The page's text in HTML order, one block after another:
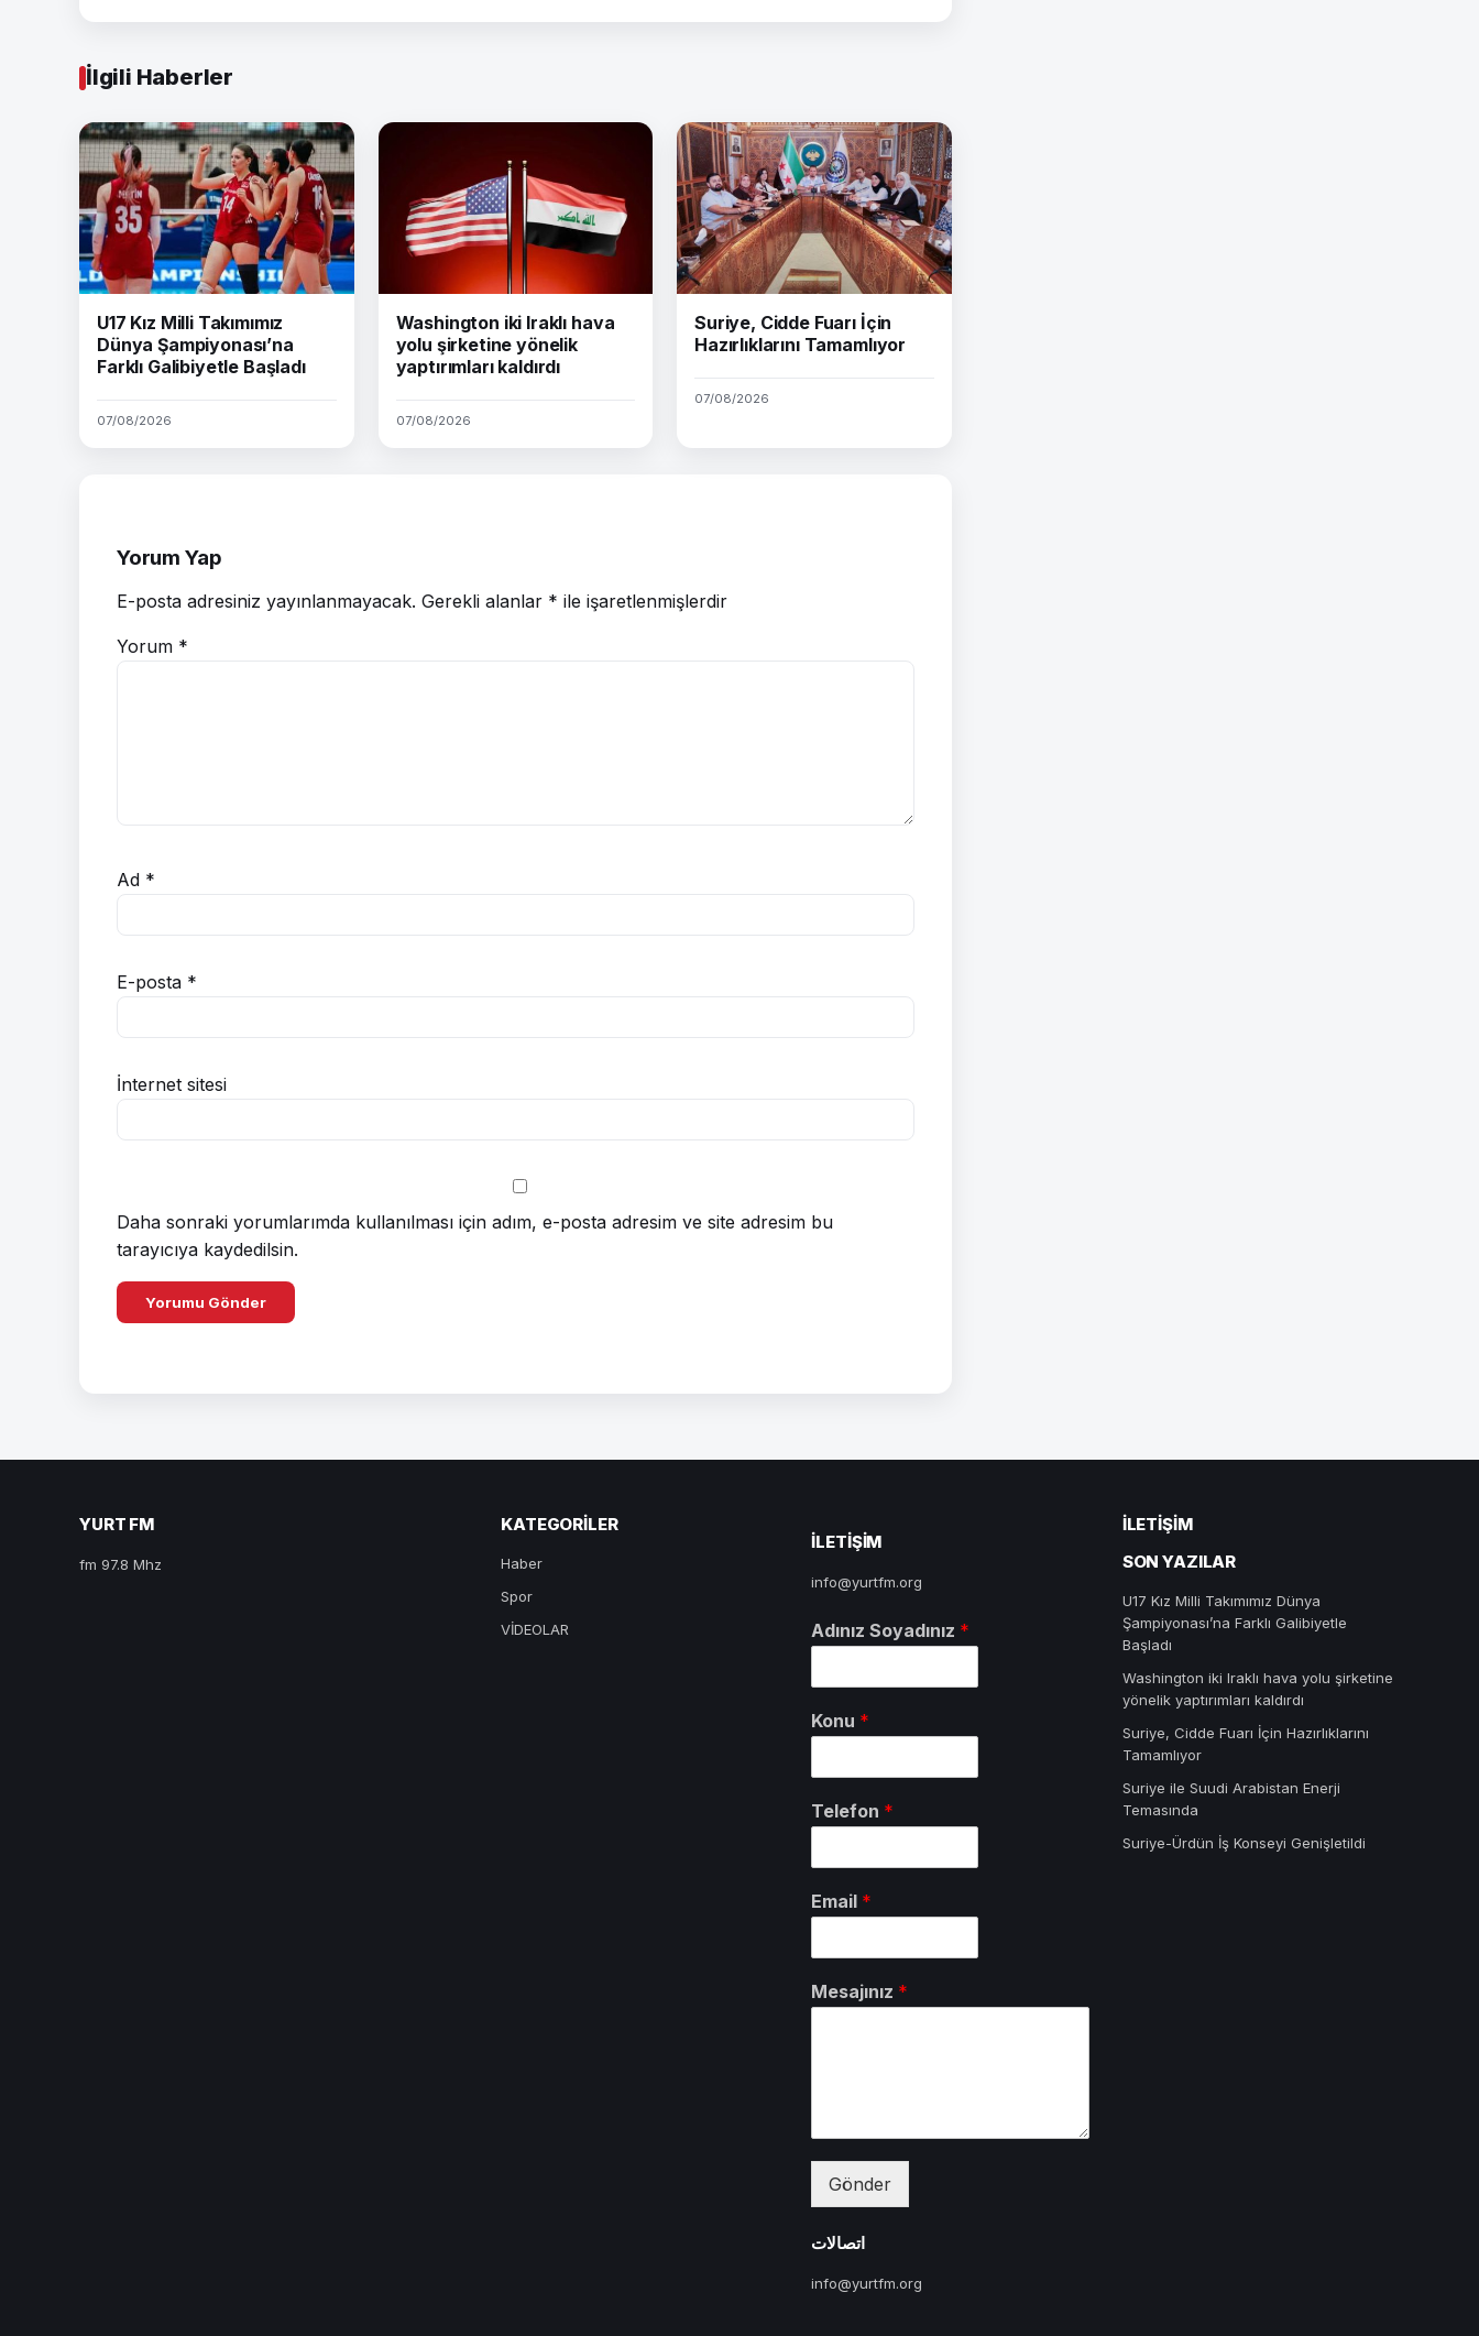
İlgili Haberler
U17 Kız Milli Takımımız
Dünya Şampiyonası’na
Farklı Galibiyetle Başladı
07/08/2026
Washington iki Iraklı hava
yolu şirketine yönelik
yaptırımları kaldırdı
07/08/2026
Suriye, Cidde Fuarı İçin
Hazırlıklarını Tamamlıyor
07/08/2026
Yorum Yap
E-posta adresiniz yayınlanmayacak. Gerekli alanlar * ile işaretlenmişlerdir
Yorum *
Ad *
E-posta *
İnternet sitesi
Daha sonraki yorumlarımda kullanılması için adım, e-posta adresim ve site adresim bu
tarayıcıya kaydedilsin.
YURT FM
fm 97.8 Mhz
KATEGORILER
Haber
Spor
VİDEOLAR
ILETIŞIM
info@yurtfm.org
Adınız Soyadınız *
Konu *
Telefon *
Email *
Mesajınız *
Gönder
اتصالات
info@yurtfm.org
İLETIŞIM
SON YAZILAR
U17 Kız Milli Takımımız Dünya
Şampiyonası’na Farklı Galibiyetle
Başladı
Washington iki Iraklı hava yolu şirketine
yönelik yaptırımları kaldırdı
Suriye, Cidde Fuarı İçin Hazırlıklarını
Tamamlıyor
Suriye ile Suudi Arabistan Enerji
Temasında
Suriye-Ürdün İş Konseyi Genişletildi